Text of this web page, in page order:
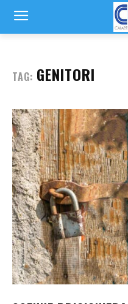
TAG: GENITORI